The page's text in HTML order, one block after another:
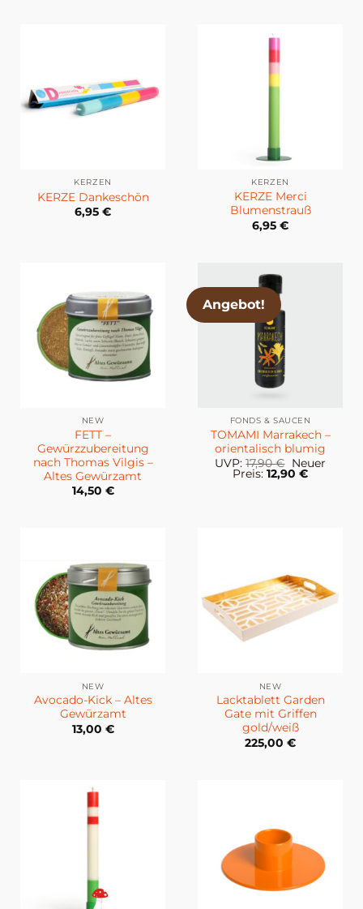
KERZEN
KERZE Dankeschön
6,95 €
KERZEN
KERZE Merci
Blumenstrauß
6,95 €
NEW
FETT –
Gewürzzubereitung
nach Thomas Vilgis –
Altes Gewürzamt
14,50 €
Angebot!
FONDS & SAUCEN
TOMAMI Marrakech –
orientalisch blumig
UVP: 17,90€
Preis
Neuer
Preis: 12,90 €Aktueller
NEW
Avocado-Kick – Altes
Gewürzamt
13,00 €
NEW
Lacktablett Garden
Gate mit Griffen
gold/weiß
225,00 €